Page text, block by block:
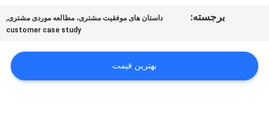
کیفیت
برجسته: داستان های موفقیت مشتری، مطالعه موردی مشتری,
customer case study
بهترین قیمت